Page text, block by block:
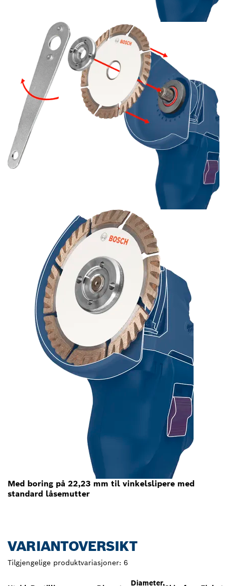
Med boring på 22,23 mm til vinkelslipere med
standard låsemutter
VARIANTOVERSIKT
Tilgjengelige produktvariasjoner: 6
Diameter,